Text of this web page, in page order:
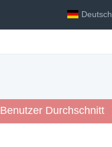
Deutsch
Benutzer Durchschnitt